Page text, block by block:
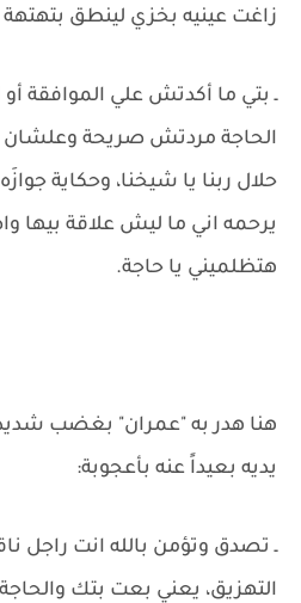
زاغت عينيه بخزي لينطق
ـ بتي ما أكدتش علي الموافقة
الحاجة مردتش صريحة وعلشان
حلال ربنا يا شيخنا، وحكاية
يرحمه اني ما ليش علاقة بيها
هتظلميني يا حاجة.
هنا هدر به "عمران" بغضب
يديه بعيداً عنه بأعجوبة:
ـ تصدق وتؤمن بالله انت
التهزيق، يعني بعت بتك